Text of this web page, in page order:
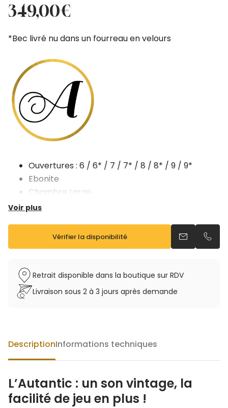
349,00€
*Bec livré nu dans un fourreau en velours
Ouvertures : 6 / 6* / 7 / 7* / 8 / 8* / 9 / 9*
Ebonite
Chambre Large
MADE IN FRANCE
Voir plus
Vérifier la disponibilité Envoyer un
Retrait disponible dans la boutique sur RDV
Livraison sous 2 à 3 jours après demande
DescriptionInformations techniques
L’Autantic : un son vintage, la
facilité de jeu en plus !